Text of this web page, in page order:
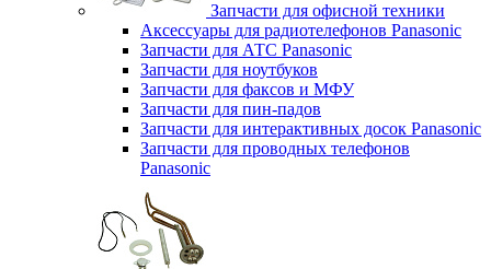
Запчасти для офисной техники
Аксессуары для радиотелефонов Panasonic
Запчасти для АТС Panasonic
Запчасти для ноутбуков
Запчасти для факсов и МФУ
Запчасти для пин-падов
Запчасти для интерактивных досок Panasonic
Запчасти для проводных телефонов
Panasonic